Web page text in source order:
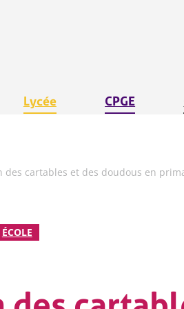
Lycée CPGE
des cartables et des doudous en
ÉCOLE